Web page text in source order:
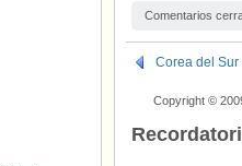
Comentarios
Corea del
Copyright ©